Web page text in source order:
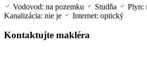
Vodovod: na pozemku Studňa
Plyn:
Kanalizácia: nie je
Internet: optický
Kontaktujte makléra